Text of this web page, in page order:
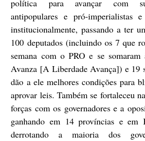
política para avançar com
antipopulares e pró-imperialistas
institucionalmente, passando a ter
100 deputados (incluindo os 7 que
semana com o PRO e se
Avanza [A Liberdade Avança]) e 19
dão a ele melhores condições para
aprovar leis. Também se fortaleceu
forças com os governadores e a
ganhando em 14 províncias e em
derrotando a maioria dos